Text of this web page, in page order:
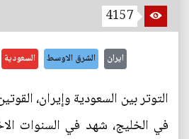
4157
ايران الشرق الاوسط السعودية
التوتر بين السعودية وإيران،
في الخليج، شهد في السنوات